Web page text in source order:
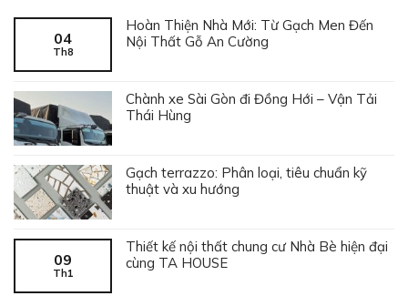
04
Th8
Hoàn Thiện Nhà Mới: Từ Gạch Men Đến
Nội Thất Gỗ An Cường
Chành xe Sài Gòn đi Đồng Hới – Vận Tải
Thái Hùng
Gạch terrazzo: Phân loại, tiêu chuẩn kỹ
thuật và xu hướng
09
Th1
Thiết kế nội thất chung cư Nhà Bè hiện đại
cùng TA HOUSE